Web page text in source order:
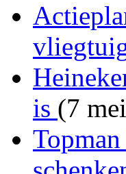
is (7